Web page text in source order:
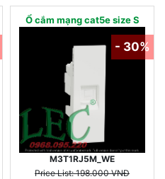
Ổ cắm mạng cat5e size S
M3T1RJ5M_WE
Price List: 198.000 VNĐ
- 30%